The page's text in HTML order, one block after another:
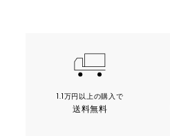
1.1万円以上の購入で
送料無料